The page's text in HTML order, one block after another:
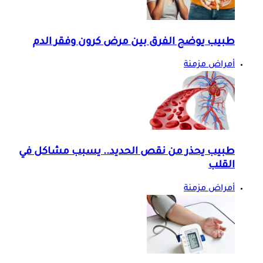
طبيب يوضح الفرق بين مرض كرون وفقر الدم
أمراض مزمنة
طبيب يحذر من نقص الحديد.. يسبب مشاكل في
القلب
أمراض مزمنة